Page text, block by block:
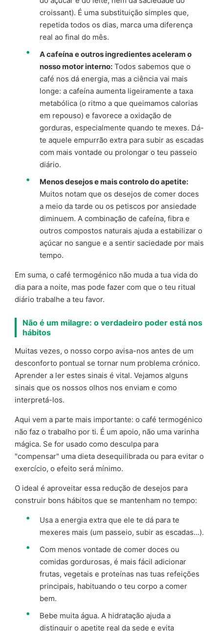
croissant). É uma substituição simples que,
repetida todos os dias, marca uma diferença
real ao final do mês.
A cafeína e outros ingredientes aceleram o
nosso motor interno:Todos sabemos que o
café nos dá energia, mas a ciência vai mais
longe: a cafeína aumenta ligeiramente a taxa
metabólica (o ritmo a que queimamos calorias
em repouso) e favorece a oxidação de
gorduras, especialmente quando te mexes. Dá-
te aquele empurrão extra para subir as escadas
com mais vontade ou prolongar o teu passeio
diário.
Menos desejos e mais controlo do apetite:
Muitos notam que os desejos de comer doces
a meio da tarde ou os petiscos por ansiedade
diminuem. A combinação de cafeína, fibra e
outros compostos naturais ajuda a estabilizar o
açúcar no sangue e a sentir saciedade por mais
tempo.
Em suma, o café termogénico não muda a tua vida do
dia para a noite, mas pode fazer com que o teu ritual
diário trabalhe a teu favor.
Não é um milagre: o verdadeiro poder está nos
hábitos
Muitas vezes, o nosso corpo avisa-nos antes de um
desconforto pontual se tornar num problema crónico.
Aprender a ler estes sinais é vital. Vejamos alguns
sinais que os nossos olhos nos enviam e como
interpretá-los.
Aqui vem a parte mais importante: o café termogénico
não faz o trabalho por ti. É um apoio, não uma varinha
mágica. Se for usado como desculpa para
"compensar" uma dieta desequilibrada ou para evitar o
exercício, o efeito será mínimo.
O ideal é aproveitar essa redução de desejos para
construir bons hábitos que se mantenham no tempo:
Usa a energia extra que ele te dá para te
mexeres mais (um passeio, subir as escadas…).
Com menos vontade de comer doces ou
comidas gordurosas, é mais fácil adicionar
frutas, vegetais e proteínas nas tuas refeições
principais, habituando o teu corpo a comer
bem.
Bebe muita água. A hidratação ajuda a
distinguir o apetite real da sede e evita